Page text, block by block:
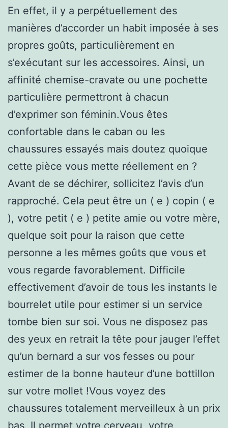
En effet, il y a perpétuellement des
manières d’accorder un habit imposée à ses
propres goûts, particulièrement en
s’exécutant sur les accessoires. Ainsi, un
affinité chemise-cravate ou une pochette
particulière permettront à chacun
d’exprimer son féminin.Vous êtes
confortable dans le caban ou les
chaussures essayés mais doutez quoique
cette pièce vous mette réellement en ?
Avant de se déchirer, sollicitez l’avis d’un
rapproché. Cela peut être un ( e ) copin ( e
), votre petit ( e ) petite amie ou votre mère,
quelque soit pour la raison que cette
personne a les mêmes goûts que vous et
vous regarde favorablement. Difficile
effectivement d’avoir de tous les instants le
bourrelet utile pour estimer si un service
tombe bien sur soi. Vous ne disposez pas
des yeux en retrait la tête pour jauger l’effet
qu’un bernard a sur vos fesses ou pour
estimer de la bonne hauteur d’une bottillon
sur votre mollet !Vous voyez des
chaussures totalement merveilleux à un prix
bas. Il permet votre cerveau, votre